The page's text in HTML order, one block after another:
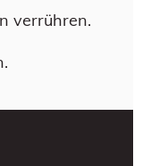
verrühren.